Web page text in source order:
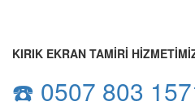
KIRIK EKRAN TAMİRİ
☎️ 0507 803